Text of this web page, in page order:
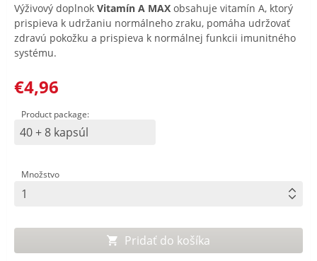
Výživový doplnok Vitamín A MAX obsahuje vitamín A, ktorý
prispieva k udržaniu normálneho zraku, pomáha udržovať
zdravú pokožku a prispieva k normálnej funkcii imunitného
systému.
€4,96
Product package:
40 + 8 kapsúl
Množstvo
Pridať do košíka